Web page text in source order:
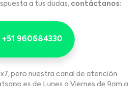
a tus dudas, contáctanos:
960684330
pero nuestra canal de atención
es de Lunes a Viernes de 9am a